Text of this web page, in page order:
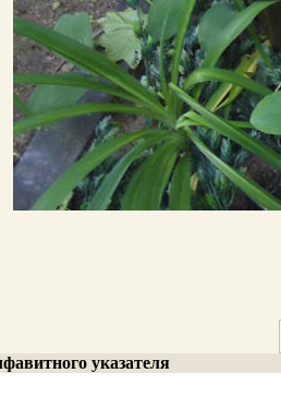
указателя